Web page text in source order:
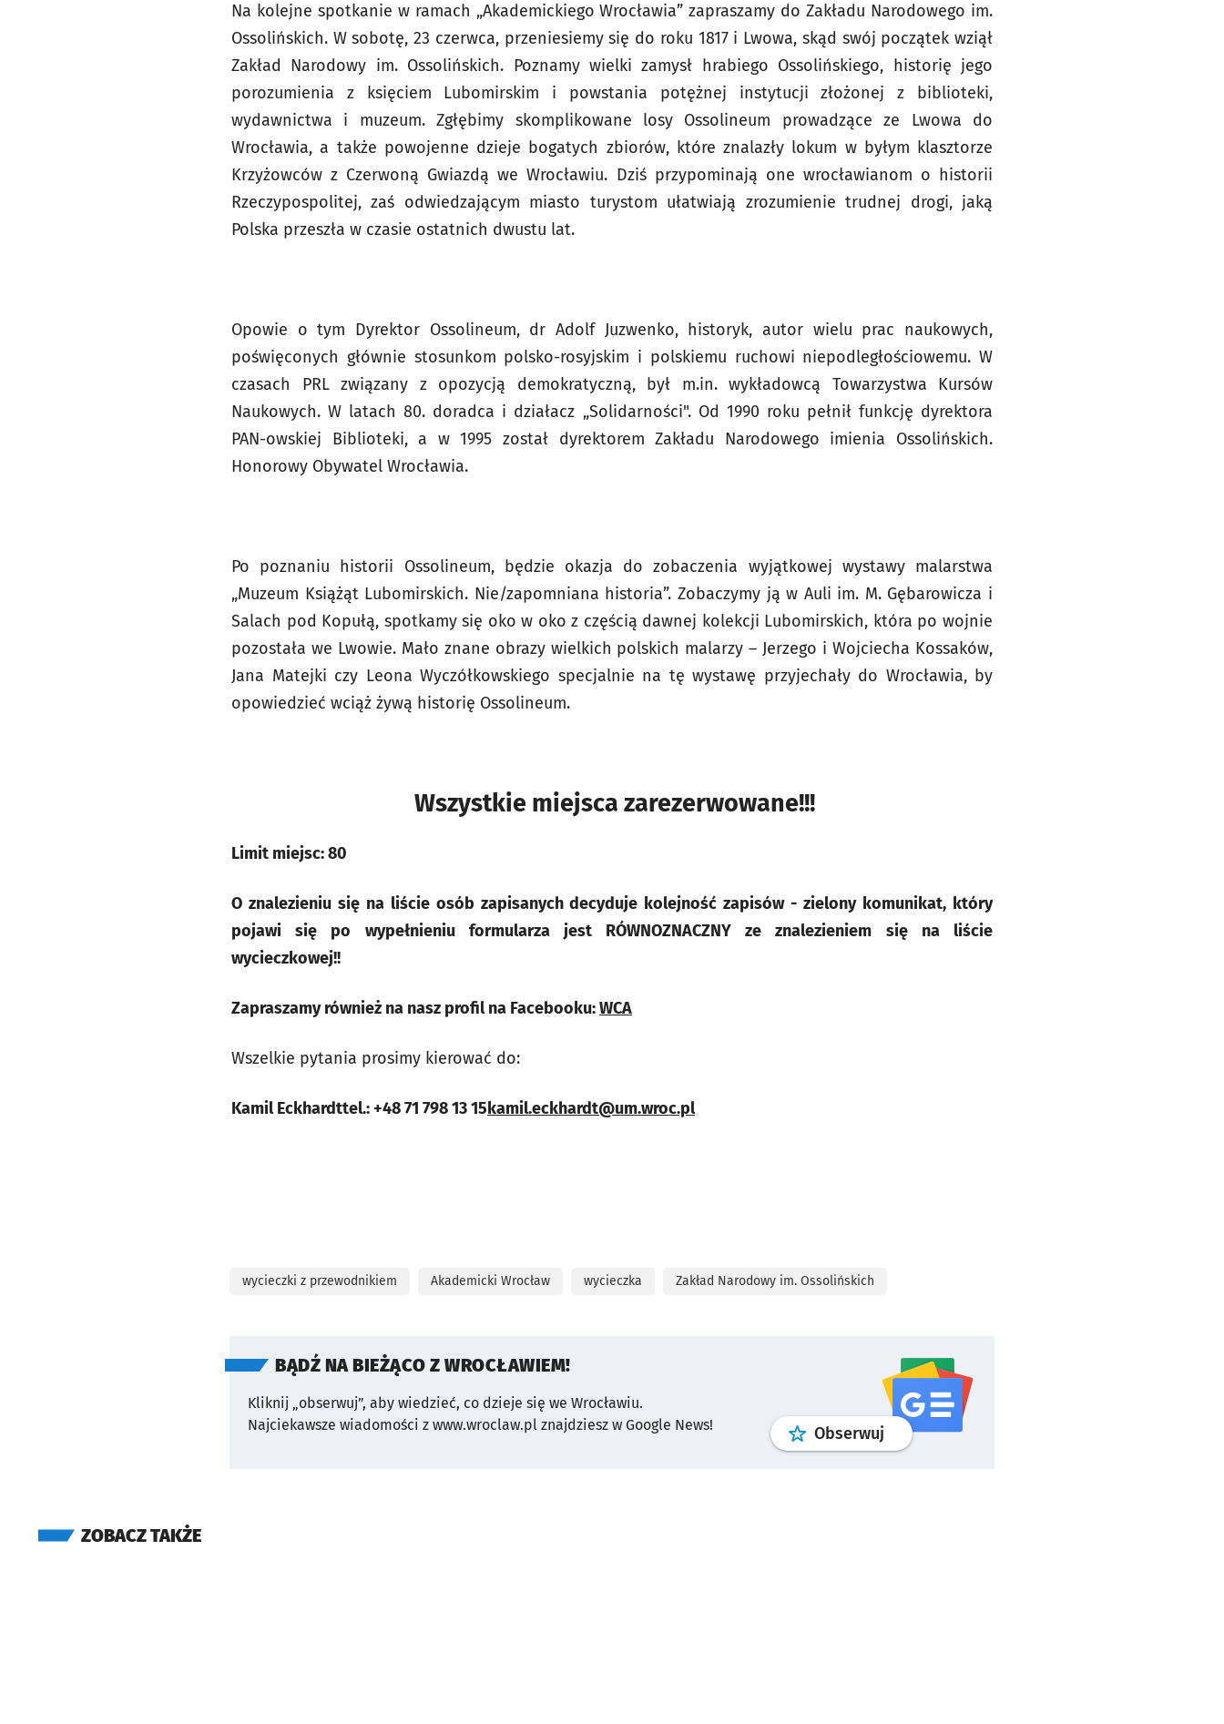
Na kolejne spotkanie w ramach „Akademickiego Wrocławia” zapraszamy do Zakładu Narodowego im.
Ossolińskich. W sobotę, 23 czerwca, przeniesiemy się do roku 1817 i Lwowa, skąd swój początek wziął
Zakład Narodowy im. Ossolińskich. Poznamy wielki zamysł hrabiego Ossolińskiego, historię jego
porozumienia z księciem Lubomirskim i powstania potężnej instytucji złożonej z biblioteki,
wydawnictwa i muzeum. Zgłębimy skomplikowane losy Ossolineum prowadzące ze Lwowa do
Wrocławia, a także powojenne dzieje bogatych zbiorów, które znalazły lokum w byłym klasztorze
Krzyżowców z Czerwoną Gwiazdą we Wrocławiu. Dziś przypominają one wrocławianom o historii
Rzeczypospolitej, zaś odwiedzającym miasto turystom ułatwiają zrozumienie trudnej drogi, jaką
Polska przeszła w czasie ostatnich dwustu lat.
Opowie o tym Dyrektor Ossolineum, dr Adolf Juzwenko, historyk, autor wielu prac naukowych,
poświęconych głównie stosunkom polsko-rosyjskim i polskiemu ruchowi niepodległościowemu. W
czasach PRL związany z opozycją demokratyczną, był m.in. wykładowcą Towarzystwa Kursów
Naukowych. W latach 80. doradca i działacz „Solidarności". Od 1990 roku pełnił funkcję dyrektora
PAN-owskiej Biblioteki, a w 1995 został dyrektorem Zakładu Narodowego imienia Ossolińskich.
Honorowy Obywatel Wrocławia.
Po poznaniu historii Ossolineum, będzie okazja do zobaczenia wyjątkowej wystawy malarstwa
„Muzeum Książąt Lubomirskich. Nie/zapomniana historia”. Zobaczymy ją w Auli im. M. Gębarowicza i
Salach pod Kopułą, spotkamy się oko w oko z częścią dawnej kolekcji Lubomirskich, która po wojnie
pozostała we Lwowie. Mało znane obrazy wielkich polskich malarzy – Jerzego i Wojciecha Kossaków,
Jana Matejki czy Leona Wyczółkowskiego specjalnie na tę wystawę przyjechały do Wrocławia, by
opowiedzieć wciąż żywą historię Ossolineum.
Wszystkie miejsca zarezerwowane!!!
Limit miejsc: 80
O znalezieniu się na liście osób zapisanych decyduje kolejność zapisów - zielony komunikat, który
pojawi się po wypełnieniu formularza jest RÓWNOZNACZNY ze znalezieniem się na liście
wycieczkowej!!
Zapraszamy również na nasz profil na Facebooku:WCA
Wszelkie pytania prosimy kierować do:
Kamil Eckhardttel.: +48 71 798 13 15 kamil.eckhardt@um.wroc.pl
wycieczki z przewodnikiem Akademicki Wrocław wycieczka Zakład Narodowy im. Ossolińskich
BĄDŹ NA BIEŻĄCO Z WROCŁAWIEM!
Kliknij „obserwuj”, aby wiedzieć, co dzieje się we Wrocławiu.
Najciekawsze wiadomości z www.wroclaw.pl znajdziesz w Google News!
Obserwuj profilgoogle news
ZOBACZ TAKŻE